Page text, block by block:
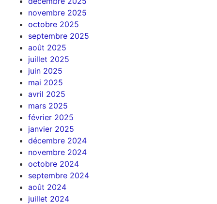
novembre 2025
octobre 2025
septembre 2025
août 2025
juillet 2025
juin 2025
mai 2025
avril 2025
mars 2025
février 2025
janvier 2025
décembre 2024
novembre 2024
octobre 2024
septembre 2024
août 2024
juillet 2024